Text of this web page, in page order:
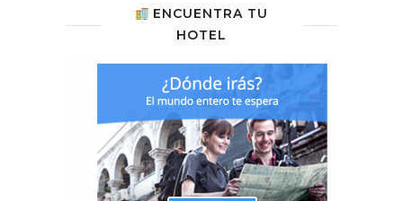
ENCUENTRA TU
HOTEL